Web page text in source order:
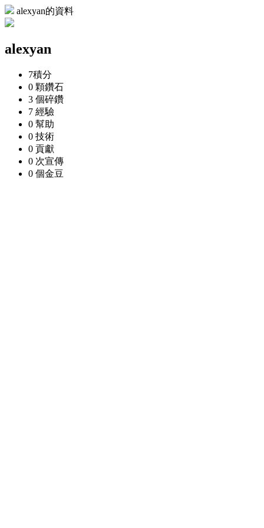
alexyan的資料
alexyan
7積分
0 顆鑽石
3 個碎鑽
7 經驗
0 幫助
0 技術
0 貢獻
0 次宣傳
0 個金豆